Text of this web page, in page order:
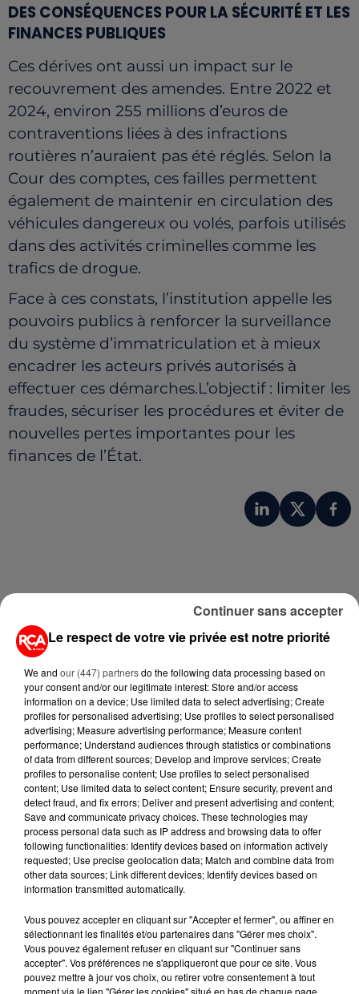
DES CONSÉQUENCES POUR LA SÉCURITÉ ET LES
FINANCES PUBLIQUES
Ces dérives ont aussi un impact sur le
recouvrement des amendes. Entre 2022 et
2024, environ 255 millions d’euros de
contraventions liées à des infractions
routières n’auraient pas été réglés. Selon la
Cour des comptes, ces failles permettent
également de maintenir en circulation des
véhicules dangereux ou volés, parfois utilisés
dans des activités criminelles comme les
trafics de drogue.
Face à ces constats, l’institution appelle les
pouvoirs publics à renforcer la surveillance
du système d’immatriculation et à mieux
encadrer les acteurs privés autorisés à
effectuer ces démarches.L’objectif : limiter les
fraudes, sécuriser les procédures et éviter de
nouvelles pertes importantes pour les
finances de l’État.
A LIRE AUSSI...
11h03
WEEK-END ROUGE SUR LES
ROUTES : LE GRAND OUEST SE
PRÉPARE À UN...
6 août 2026
MÉGOTS ET FEUX DE FORÊT : LES
INDUSTRIELS DU TABAC BIENTÔT
TAXÉS...
6 août 2026
CANICULE : POURQUOI LES
BOUTEILLES D'EAU
DISPARAISSENT DES RAYONS...
5 août 2026
Le respect de votre vie privée est notre priorité
We and our (447) partnersdo the following data processing based on
your consent and/or our legitimate interest: Store and/or access
information on a device; Use limited data to select advertising; Create
profiles for personalised advertising; Use profiles to select personalised
advertising; Measure advertising performance; Measure content
performance; Understand audiences through statistics or combinations
of data from different sources; Develop and improve services; Create
profiles to personalise content; Use profiles to select personalised
content; Use limited data to select content; Ensure security, prevent and
detect fraud, and fix errors; Deliver and present advertising and content;
Save and communicate privacy choices. These technologies may
process personal data such as IP address and browsing data to offer
following functionalities: Identify devices based on information actively
requested; Use precise geolocation data; Match and combine data from
other data sources; Link different devices; Identify devices based on
information transmitted automatically.
Vous pouvez accepter en cliquant sur "Accepter et fermer", ou affiner en
sélectionnant les finalités et/ou partenaires dans "Gérer mes choix".
Vous pouvez également refuser en cliquant sur "Continuer sans
accepter". Vos préférences ne s'appliqueront que pour ce site. Vous
pouvez mettre à jour vos choix, ou retirer votre consentement à tout
moment via le lien "Gérer les cookies" situé en bas de chaque page.
Continuer sans accepter